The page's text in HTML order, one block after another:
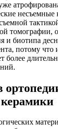
томографии,
и биотипа
потому что
более